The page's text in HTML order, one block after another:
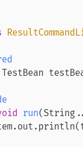
TestBean
run